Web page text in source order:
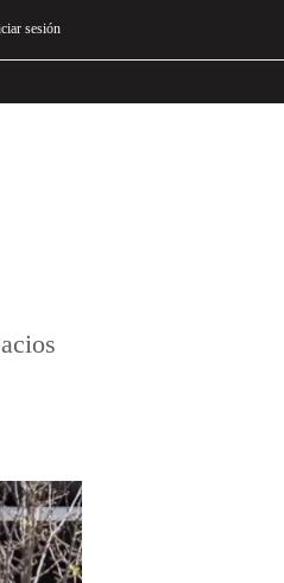
sesión